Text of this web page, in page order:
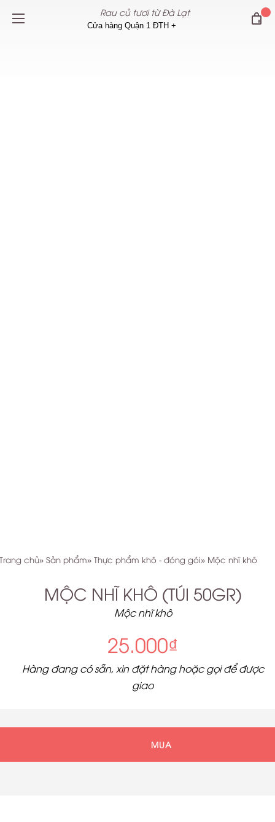
Rau củ tươi từ Đà Lạt
Trang chủ Sản phẩm Thực phẩm khô - đóng gói Mộc nhĩ khô
MỘC NHĨ KHÔ (TÚI 50GR)
Mộc nhĩ khô
25.000₫
Hàng đang có sẵn, xin đặt hàng hoặc gọi để được
giao
MUA